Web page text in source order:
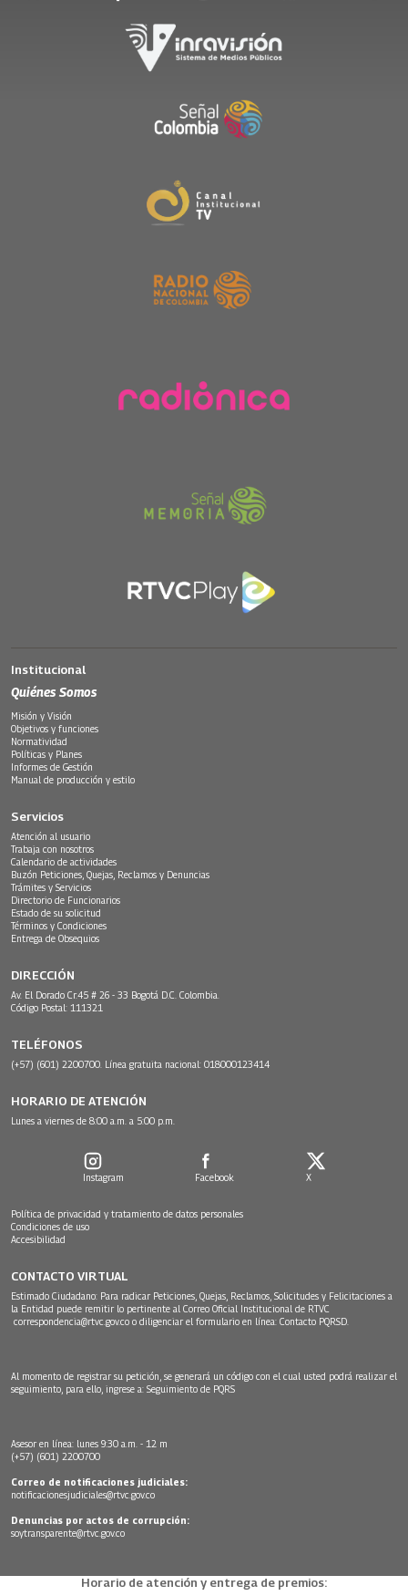
Institucional
Quiénes Somos
Misión y Visión
Objetivos y funciones
Normatividad
Políticas y Planes
Informes de Gestión
Manual de producción y estilo
Servicios
Atención al usuario
Trabaja con nosotros
Calendario de actividades
Buzón Peticiones, Quejas, Reclamos y Denuncias
Trámites y Servicios
Directorio de Funcionarios
Estado de su solicitud
Términos y Condiciones
Entrega de Obsequios
DIRECCIÓN
Av. El Dorado Cr.45 # 26 - 33 Bogotá D.C. Colombia.
Código Postal: 111321
TELÉFONOS
(+57) (601) 2200700. Línea gratuita nacional: 018000123414
HORARIO DE ATENCIÓN
Lunes a viernes de 8:00 a.m. a 5:00 p.m.
Instagram Facebook X
Política de privacidad y tratamiento de datos personales
Condiciones de uso
Accesibilidad
CONTACTO VIRTUAL
Estimado Ciudadano: Para radicar Peticiones, Quejas, Reclamos, Solicitudes y Felicitaciones a
la Entidad puede remitir lo pertinente al Correo Oficial Institucional de RTVC
correspondencia@rtvc.gov.co o diligenciar el formulario en línea: Contacto PQRSD.
Al momento de registrar su petición, se generará un código con el cual usted podrá realizar el
seguimiento, para ello, ingrese a: Seguimiento de PQRS
Asesor en línea: lunes 9:30 a.m. - 12 m
(+57) (601) 2200700
Correo de notificaciones judiciales:
notificacionesjudiciales@rtvc.gov.co
Denuncias por actos de corrupción:
soytransparente@rtvc.gov.co
Horario de atención y entrega de premios: